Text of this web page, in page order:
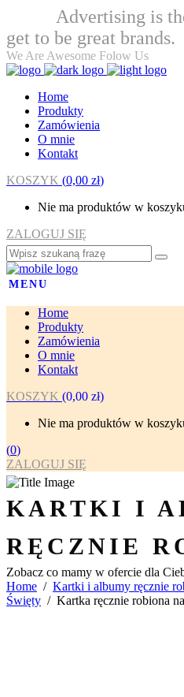
Advertising is
get to be great brands.
We Are Awesome Folow Us
Home
Produkty
Zamówienia
O mnie
Kontakt
KOSZYK (0,00 zł)
Nie ma produktów w
ZALOGUJ SIĘ
MENU
Home
Produkty
Zamówienia
O mnie
Kontakt
KOSZYK (0,00 zł)
Nie ma produktów w
(0)
ZALOGUJ SIĘ
KARTKI I
RĘCZNIE
Zobacz co mamy w ofercie dla
Home / Kartki i albumy ręcznie
Święty / Kartka ręcznie robiona